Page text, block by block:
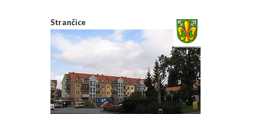
Strančice